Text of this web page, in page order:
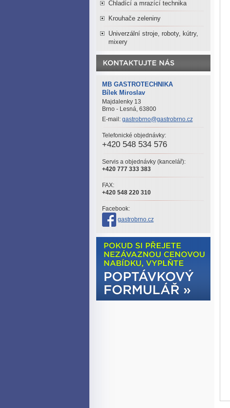
Chladící a mrazící technika
Krouhače zeleniny
Univerzální stroje, roboty, kútry,
mixery
MB GASTROTECHNIKA
Bílek Miroslav
Majdalenky 13
Brno - Lesná, 63800
E-mail: gastrobrno@gastrobrno.cz
Telefonické objednávky:
+420 548 534 576
Servis a objednávky (kancelář):
+420 777 333 383
FAX:
+420 548 220 310
Facebook:
gastrobrno.cz